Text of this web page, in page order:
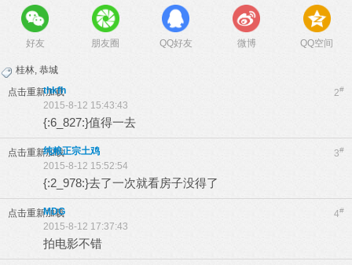
好友 朋友圈 QQ好友 微博 QQ空间
桂林 恭城
点击重新加载
2#
thkfh
2015-8-12 15:43:43
{:6_827:}值得一去
点击重新加载 3#
纯粮正宗土鸡
2015-8-12 15:52:54
{:2_978:}去了一次就看房子没得了
点击重新加载 4#
MDG
2015-8-12 17:37:43
拍电影不错